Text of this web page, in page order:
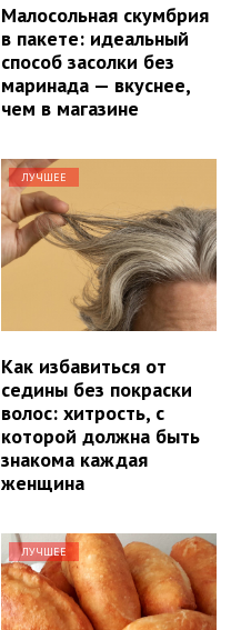
Малосольная скумбрия
в пакете: идеальный
способ засолки без
маринада — вкуснее,
чем в магазине
ЛУЧШЕЕ
Как избавиться от
седины без покраски
волос: хитрость, с
которой должна быть
знакома каждая
женщина
ЛУЧШЕЕ